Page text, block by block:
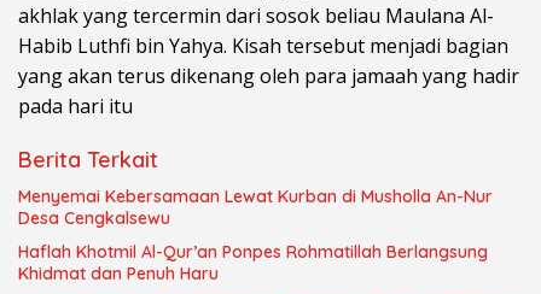
akhlak yang tercermin dari sosok beliau Maulana Al-
Habib Luthfi bin Yahya. Kisah tersebut menjadi bagian
yang akan terus dikenang oleh para jamaah yang hadir
pada hari itu
Berita Terkait
Menyemai Kebersamaan Lewat Kurban di Musholla An-Nur
Desa Cengkalsewu
Haflah Khotmil Al-Qur’an Ponpes Rohmatillah Berlangsung
Khidmat dan Penuh Haru